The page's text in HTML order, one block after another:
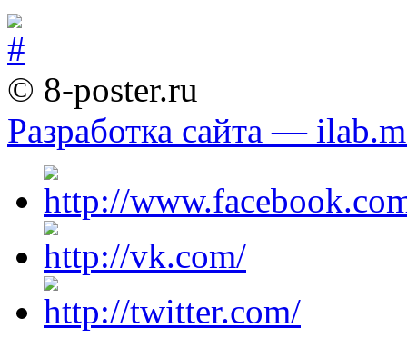
© 8-poster.ru
Разработка сайта —